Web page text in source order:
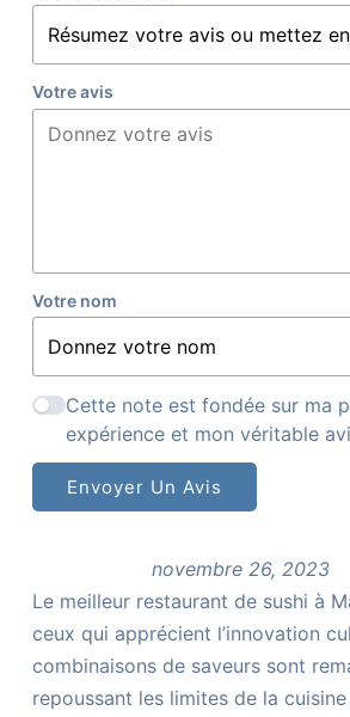
Votre avis
Votre nom
Cette note est fondée sur ma
expérience et mon véritable
Envoyer Un Avis
novembre 26, 2023
Le meilleur restaurant de sushi à
ceux qui apprécient l’innovation
combinaisons de saveurs sont
repoussant les limites de la